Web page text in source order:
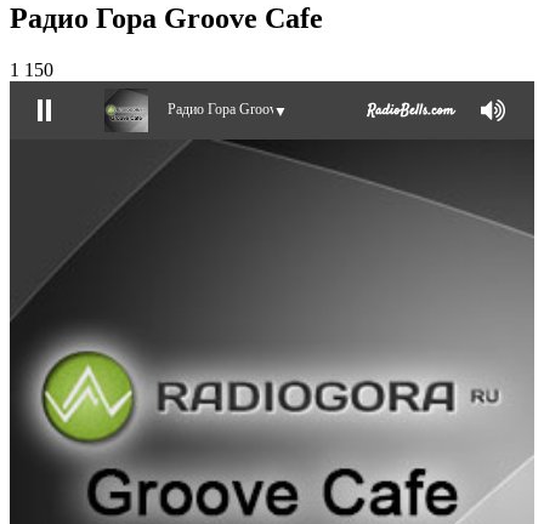
Радио Гора Groove Cafe
1 150
Радио Гора Groove Cafe
▼